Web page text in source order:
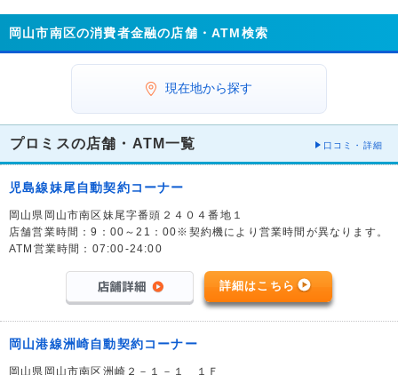
岡山市南区の消費者金融の店舗・ATM検索
現在地から探す
プロミスの店舗・ATM一覧 口コミ・詳細
児島線妹尾自動契約コーナー
岡山県岡山市南区妹尾字番頭２４０４番地１
店舗営業時間：9：00～21：00※契約機により営業時間が異なります。
ATM営業時間：07:00-24:00
詳細はこちら
岡山港線洲崎自動契約コーナー
岡山県岡山市南区洲崎２－１－１ １Ｆ